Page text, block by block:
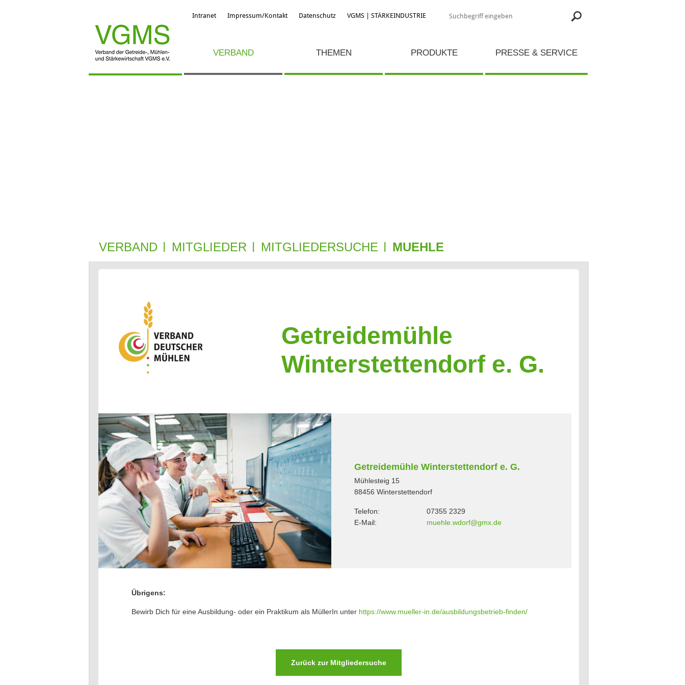
Intranet Impressum/Kontakt Datenschutz VGMS | STÄRKEINDUSTRIE
VERBAND THEMEN PRODUKTE PRESSE & SERVICE
VERBAND MIT­GLIE­DER MITGLIEDERSUCHE MUEHLE
Getreidemühle
Winterstettendorf e. G.
Getreidemühle Winterstettendorf e. G.
Mühlesteig 15
88456 Winterstettendorf
Telefon:
07355 2329
E-Mail:
muehle.wdorf@gmx.de
Übrigens:
Bewirb Dich für eine Ausbildung- oder ein Praktikum als MüllerIn unter https://www.mueller-in.de/ausbildungsbetrieb-finden/
Zurück zur Mitgliedersuche